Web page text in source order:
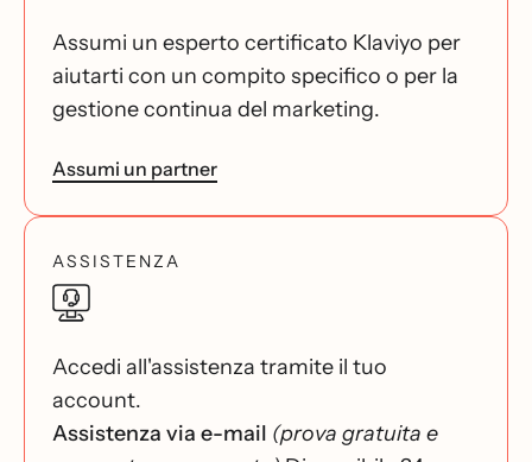
Assumi un esperto certificato Klaviyo per
aiutarti con un compito specifico o per la
gestione continua del marketing.
Assumi un partner
ASSISTENZA
Accedi all'assistenza tramite il tuo
account.
Assistenza via e-mail (prova gratuita e